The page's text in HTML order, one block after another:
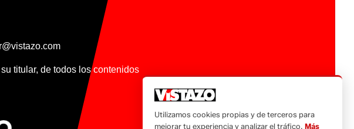
titular, de todos los contenidos
Utilizamos cookies propias y de terceros para
mejorar tu experiencia y analizar el tráfico. Más